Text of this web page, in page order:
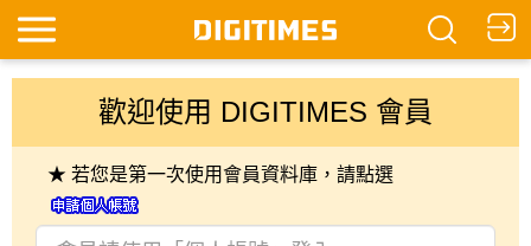
歡迎使用 DIGITIMES 會員
★ 若您是第一次使用會員資料庫，請點選